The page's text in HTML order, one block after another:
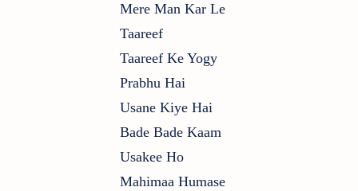
Mere Man Kar Le
Taareef
Taareef Ke Yogy
Prabhu Hai
Usane Kiye Hai
Bade Bade Kaam
Usakee Ho
Mahimaa Humase